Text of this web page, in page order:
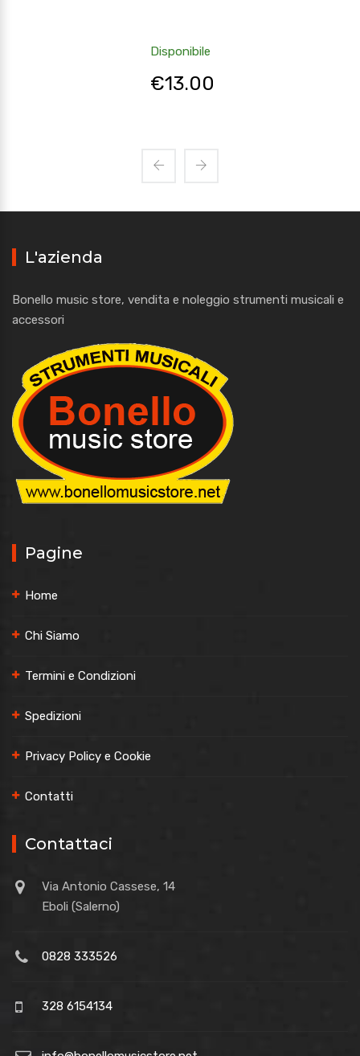
Disponibile
€13.00
L'azienda
Bonello music store, vendita e noleggio strumenti musicali e
accessori
Pagine
Home
Chi Siamo
Termini e Condizioni
Spedizioni
Privacy Policy e Cookie
Contatti
Contattaci
Via Antonio Cassese, 14
Eboli (Salerno)
0828 333526
328 6154134